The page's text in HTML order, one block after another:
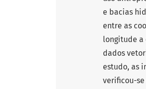
e bacias
entre as
longitude a
dados
estudo, as
verificou-se